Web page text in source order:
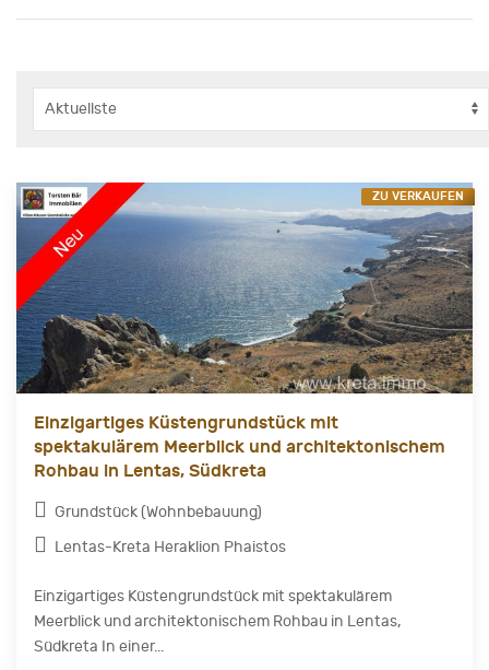
Einzigartiges Küstengrundstück mit
spektakulärem Meerblick und architektonischem
Rohbau in Lentas, Südkreta
Grundstück (Wohnbebauung)
Lentas-Kreta Heraklion Phaistos
Einzigartiges Küstengrundstück mit spektakulärem
Meerblick und architektonischem Rohbau in Lentas,
Südkreta In einer...
ZU VERKAUFEN